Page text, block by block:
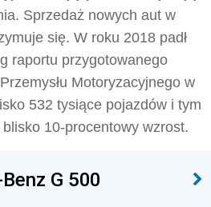
Sprzedaż nowych aut w
się. W roku 2018 padł
raportu przygotowanego
Motoryzacyjnego w
532 tysiące pojazdów i tym
10-procentowy wzrost.
G 500